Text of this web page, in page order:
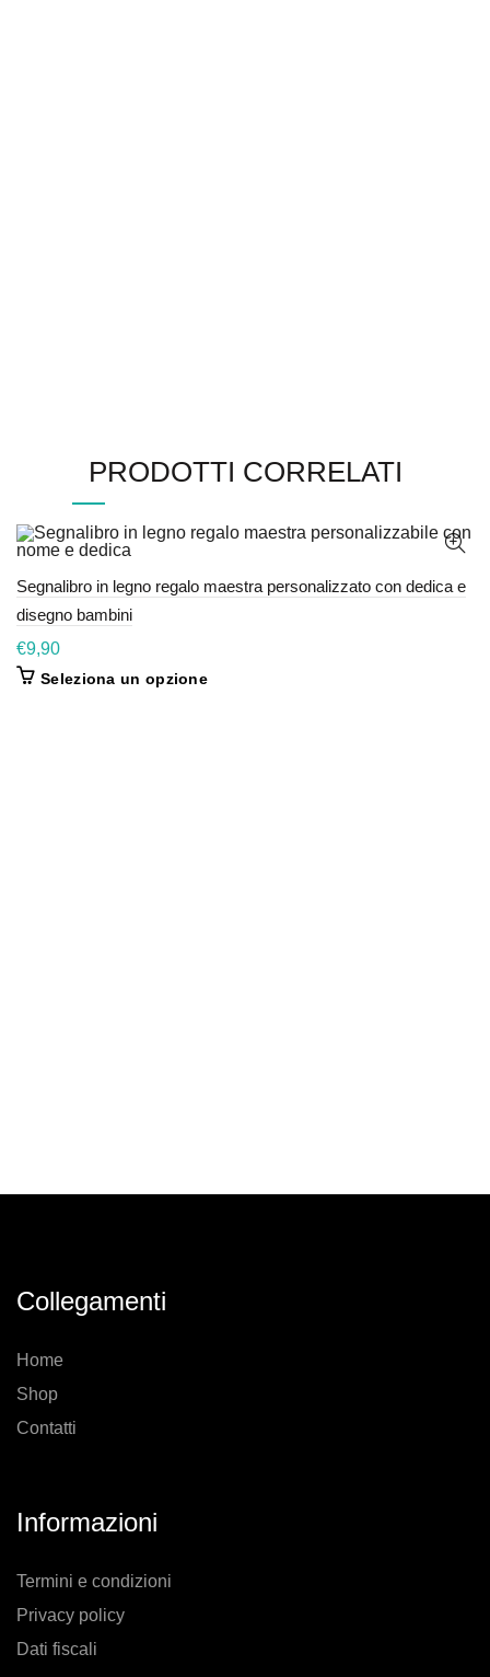
PRODOTTI CORRELATI
Segnalibro in legno regalo maestra personalizzato con dedica e
disegno bambini
€9,90
Seleziona un opzione
Collegamenti
Home
Shop
Contatti
Informazioni
Termini e condizioni
Privacy policy
Dati fiscali